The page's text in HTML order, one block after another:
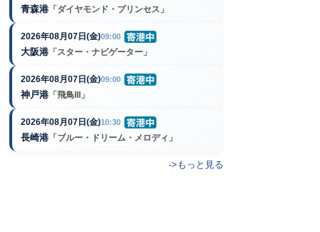
青森港 「ダイヤモンド・プリンセス」
2026年08月07日(金)09:00
大阪港 「スター・ナビゲーター」
2026年08月07日(金)09:00
神戸港 「飛鳥III」
2026年08月07日(金)10:30
長崎港 「ブルー・ドリーム・メロディ」
->もっと見る